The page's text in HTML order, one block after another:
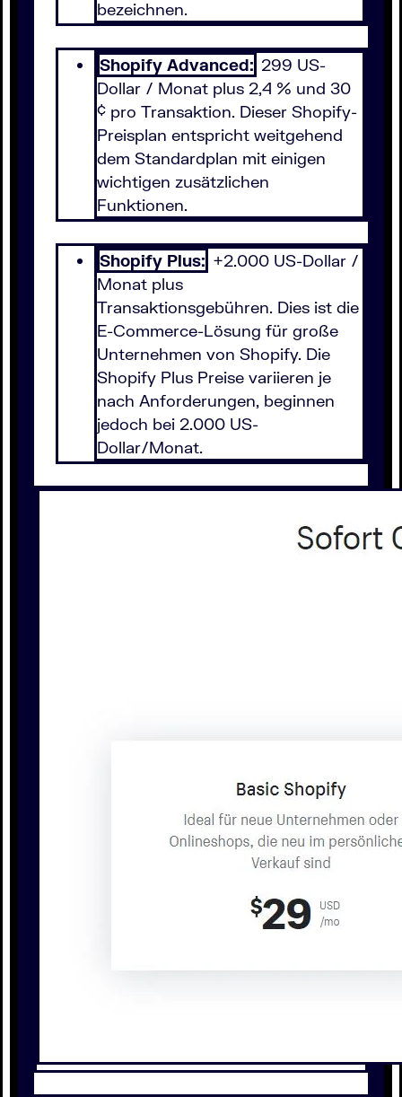
bezeichnen.
Shopify Advanced: 299 US-
Dollar / Monat plus 2,4 % und 30
¢ pro Transaktion. Dieser Shopify-
Preisplan entspricht weitgehend
dem Standardplan mit einigen
wichtigen zusätzlichen
Funktionen.
Shopify Plus: +2.000 US-Dollar /
Monat plus
Transaktionsgebühren. Dies ist die
E-Commerce-Lösung für große
Unternehmen von Shopify. Die
Shopify Plus Preise variieren je
nach Anforderungen, beginnen
jedoch bei 2.000 US-
Dollar/Monat.